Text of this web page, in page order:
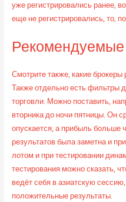
уже регистрировались ранее,
еще не регистрировались, то,
Смотрите также, какие
Также отдельно есть фильтры
торговли. Можно поставить,
вторника до ночи пятницы. Он
опускается, а прибыль
результатов была заметна и
лотом и при тестировании
тестирования можно сказать,
ведёт себя в азиатскую
положительные результаты.